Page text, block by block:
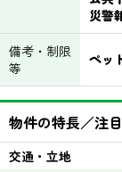
災警
備考・制限
等
ペッ
物件の特長／注
交通・立地